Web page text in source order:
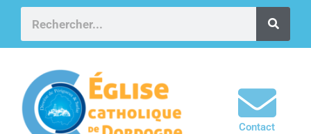
Contact